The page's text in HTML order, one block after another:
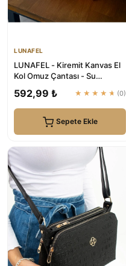
LUNAFEL
LUNAFEL - Kiremit Kanvas El
Kol Omuz Çantası - Su
E...
592,99 ₺ ★★★★★ (0)
Sepete Ekle